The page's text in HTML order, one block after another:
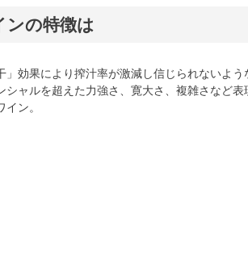
ンの特徴は
」効果により搾汁率が激減し信じられないよう
シャルを超えた力強さ、寛大さ、複雑さなど
ン。